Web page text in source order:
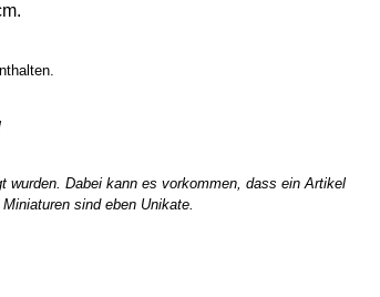
wurden. Dabei kann es vorkommen, dass ein Artikel
sind eben Unikate.